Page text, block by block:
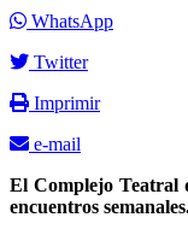
WhatsApp
Twitter
Imprimir
e-mail
El Complejo Teatral
encuentros